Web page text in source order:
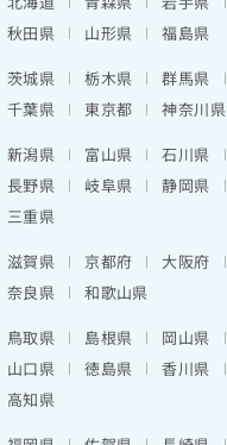
秋田県
山形県
福島県
茨城県 栃木県 群馬県
千葉県
東京都 神奈川県
新潟県 富山県 石川県
長野県
岐阜県 静岡県
三重県
滋賀県 京都府 大阪府
奈良県
和歌山県
鳥取県 島根県 岡山県
山口県
徳島県 香川県
高知県